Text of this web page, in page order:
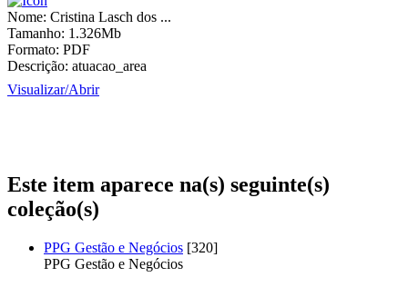
Nome: Cristina Lasch dos ...
Tamanho: 1.326Mb
Formato: PDF
Descrição: atuacao_area
Visualizar/Abrir
Este item aparece na(s) seguinte(s)
coleção(s)
PPG Gestão e Negócios [320]
PPG Gestão e Negócios